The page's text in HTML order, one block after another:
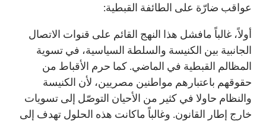
عواقب ضارّة على الطائفة القبطية:
أولاً، غالباً مافشل هذا النهج القائم على قنوات الاتصال
الجانبية بين الكنيسة والسلطة السياسية، في تسوية
المظالم القبطية في الماضي. كما حرم الأقباط من
حقوقهم باعتبارهم مواطنين مصريين، لأن الكنيسة
والنظام حاولا في كثير من الأحيان التوصّل إلى تسويات
خارج إطار القانون. وغالباً ماكانت هذه الحلول تهدف إلى